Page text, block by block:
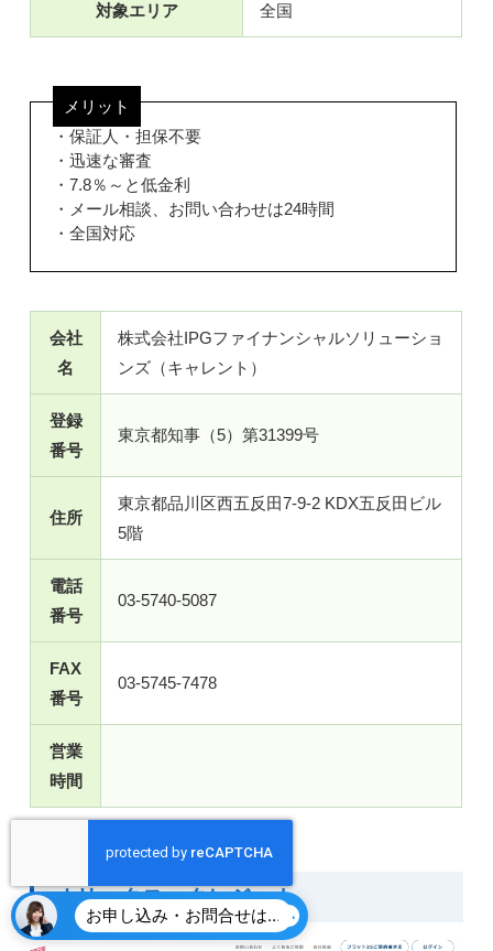
対象エリア 全国
メリット
・保証人・担保不要
・迅速な審査
・7.8％～と低金利
・メール相談、お問い合わせは24時間
・全国対応
会社
名
株式会社IPGファイナンシャルソリューショ
ンズ（キャレント）
登録
番号
東京都知事（5）第31399号
住所
東京都品川区西五反田7-9-2 KDX五反田ビル
5階
電話
番号
03-5740-5087
FAX
番号
03-5745-7478
営業
時間
オリックス・クレジット
お申し込み・お問合せはこちら